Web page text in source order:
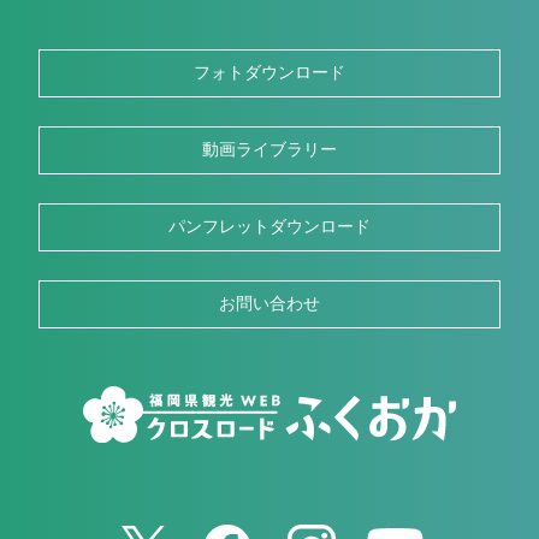
フォトダウンロード
動画ライブラリー
パンフレットダウンロード
お問い合わせ